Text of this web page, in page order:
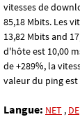
vitesses de
85,18 Mbits. Les
13,82 Mbits and 17
d'hôte est 10,00
de +289%, la
valeur du ping
Langue: NET , DE